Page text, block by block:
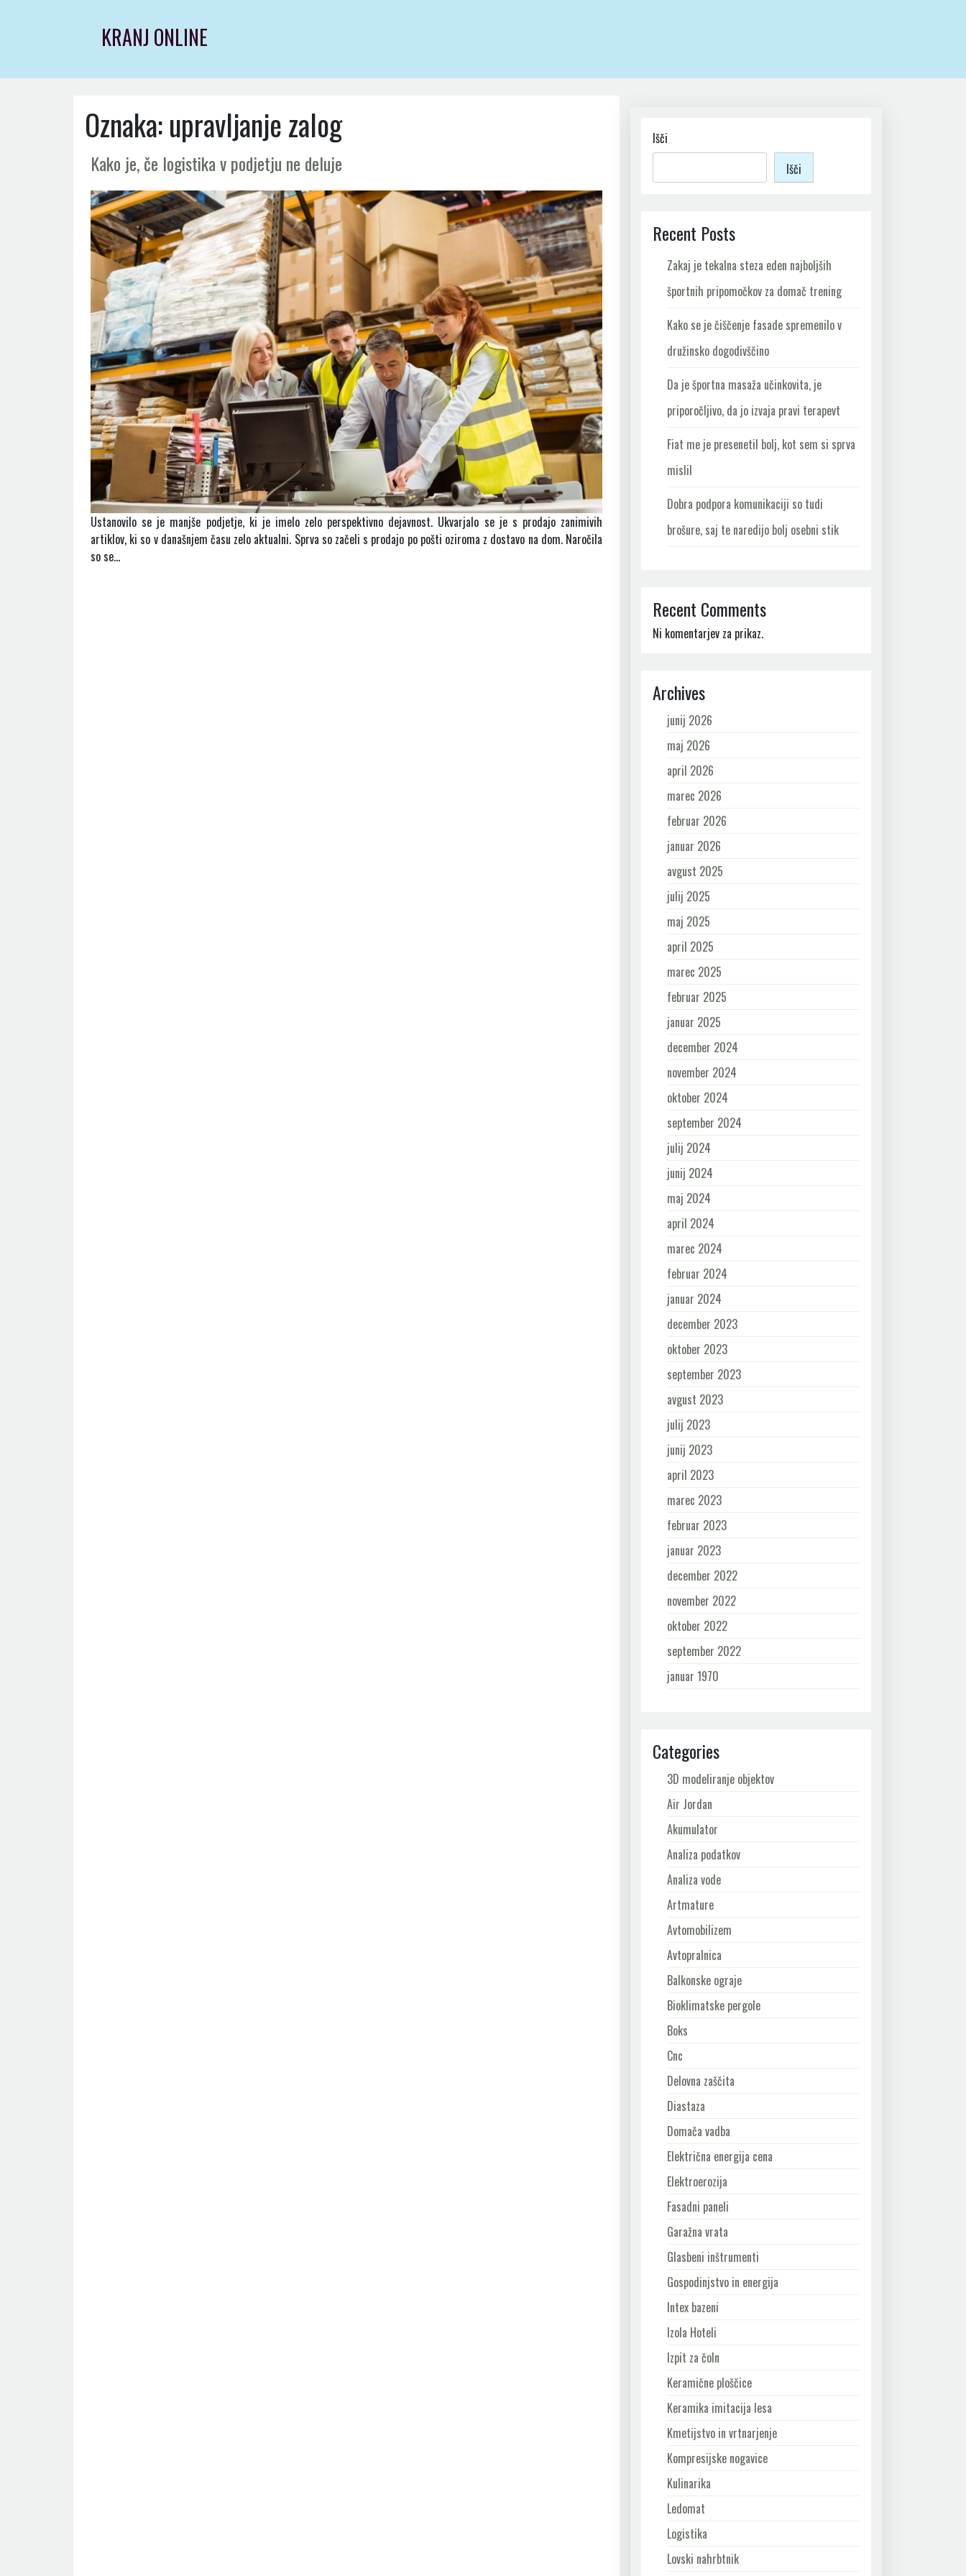
KRANJ ONLINE
Oznaka:upravljanje zalog
Kako je, če logistika v podjetju ne deluje
Ustanovilo se je manjše podjetje, ki je imelo zelo perspektivno dejavnost. Ukvarjalo se je s prodajo zanimivih
artiklov, ki so v današnjem času zelo aktualni. Sprva so začeli s prodajo po pošti oziroma z dostavo na dom. Naročila
so se…
Išči
Išči
Recent Posts
Zakaj je tekalna steza eden najboljših
športnih pripomočkov za domač trening
Kako se je čiščenje fasade spremenilo v
družinsko dogodivščino
Da je športna masaža učinkovita, je
priporočljivo, da jo izvaja pravi terapevt
Fiat me je presenetil bolj, kot sem si sprva
mislil
Dobra podpora komunikaciji so tudi
brošure, saj te naredijo bolj osebni stik
Recent Comments
Ni komentarjev za prikaz.
Archives
junij 2026
maj 2026
april 2026
marec 2026
februar 2026
januar 2026
avgust 2025
julij 2025
maj 2025
april 2025
marec 2025
februar 2025
januar 2025
december 2024
november 2024
oktober 2024
september 2024
julij 2024
junij 2024
maj 2024
april 2024
marec 2024
februar 2024
januar 2024
december 2023
oktober 2023
september 2023
avgust 2023
julij 2023
junij 2023
april 2023
marec 2023
februar 2023
januar 2023
december 2022
november 2022
oktober 2022
september 2022
januar 1970
Categories
3D modeliranje objektov
Air Jordan
Akumulator
Analiza podatkov
Analiza vode
Artmature
Avtomobilizem
Avtopralnica
Balkonske ograje
Bioklimatske pergole
Boks
Cnc
Delovna zaščita
Diastaza
Domača vadba
Električna energija cena
Elektroerozija
Fasadni paneli
Garažna vrata
Glasbeni inštrumenti
Gospodinjstvo in energija
Intex bazeni
Izola Hoteli
Izpit za čoln
Keramične ploščice
Keramika imitacija lesa
Kmetijstvo in vrtnarjenje
Kompresijske nogavice
Kulinarika
Ledomat
Logistika
Lovski nahrbtnik